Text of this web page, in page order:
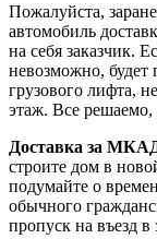
Пожалуйста,
автомобиль
на себя заказчик.
невозможно,
грузового лифта,
этаж. Все решаемо,
Доставка за
строите дом в
подумайте о
обычного
пропуск на въезд